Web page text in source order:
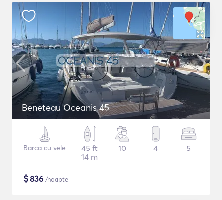
Beneteau Oceanis 45
Barca cu vele
45 ft
14 m
10 4 5
$836 /noapte